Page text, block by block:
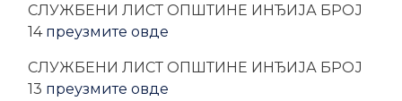
CЛУЖБЕНИ ЛИСТ ОПШТИНЕ ИНЂИЈА БРОЈ
14 преузмите овде
CЛУЖБЕНИ ЛИСТ ОПШТИНЕ ИНЂИЈА БРОЈ
13 преузмите овде